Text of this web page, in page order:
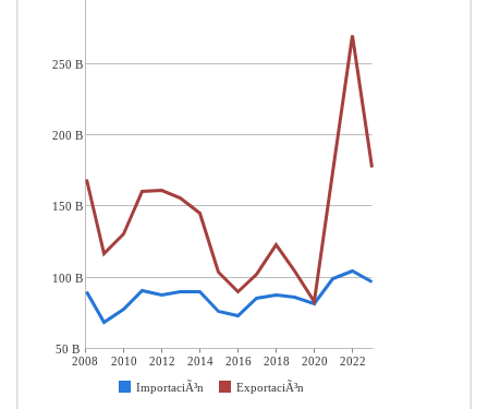
2008 2010 2012 2014 2016 2018 2020 2022
ImportaciÃ³n ExportaciÃ³n
250 B
200 B
150 B
100 B
50 B